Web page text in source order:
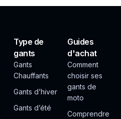
Type de
gants
Gants
Chauffants
Gants d’hiver
Gants d’été
Guides
d'achat
Comment
choisir ses
gants de
moto
Comprendre